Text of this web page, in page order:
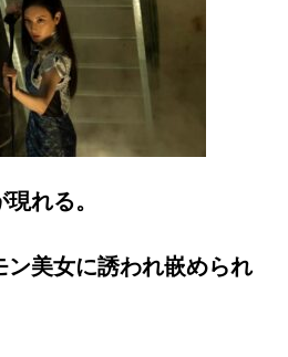
れる。
ン美女に誘われ嵌められ